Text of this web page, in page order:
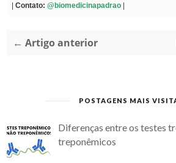
Contato: @biomedicinapadrao
← Artigo anterior
POSTAGENS MAIS
Diferenças entre os testes
treponêmicos